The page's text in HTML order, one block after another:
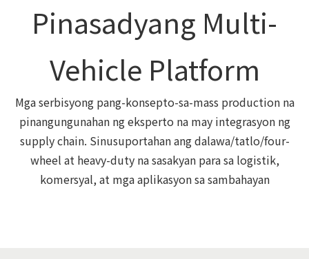
Pinasadyang Multi-
Vehicle Platform
Mga serbisyong pang-konsepto-sa-mass production na
pinangungunahan ng eksperto na may integrasyon ng
supply chain. Sinusuportahan ang dalawa/tatlo/four-
wheel at heavy-duty na sasakyan para sa logistik,
komersyal, at mga aplikasyon sa sambahayan